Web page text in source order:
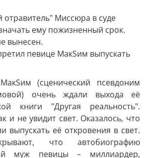
отравитель" Миссюра в суде
ему пожизненный срок.
вынесен.
певице МакSим выпускать
(сценический псевдоним
очень ждали выхода её
книги "Другая реальность".
и не увидит свет. Оказалось, что
выпускать её откровения в свет.
что автобиографию
муж певицы – миллиардер,